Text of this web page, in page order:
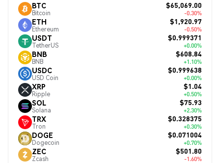
BTC
Bitcoin
$65,069.00
-0.30%
ETH
Ethereum
$1,920.97
-0.50%
USDT
TetherUS
$0.999371
+0.00%
BNB
BNB
$608.84
+1.10%
USDC
USD Coin
$0.999638
+0.00%
XRP
Ripple
$1.04
+0.50%
SOL
Solana
$75.93
+2.30%
TRX
Tron
$0.328375
+0.30%
DOGE
Dogecoin
$0.071004
+0.70%
ZEC
Zcash
$501.80
-1.60%